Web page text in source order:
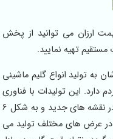
ارزان می توانید از پخش
تهیه نمایید.
به تولید انواع گلیم ماشینی
این تولیدات با فناوری
های نوین و ابتکار طراحان و تولیدکننده ها در نقشه های جدید و به شکل 6
در عرض های مختلف تولید می